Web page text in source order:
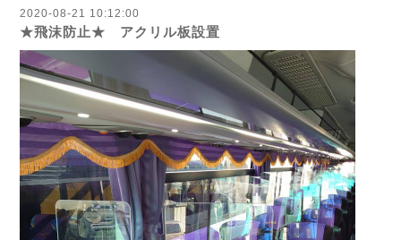
2020-08-21 10:12:00
★飛沫防止★ アクリル板設置